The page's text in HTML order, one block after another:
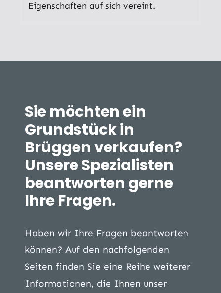
Eigenschaften auf sich vereint.
Sie möchten ein
Grundstück in
Brüggen verkaufen?
Unsere Spezialisten
beantworten gerne
Ihre Fragen.
Haben wir Ihre Fragen beantworten
können? Auf den nachfolgenden
Seiten finden Sie eine Reihe weiterer
Informationen, die Ihnen unser